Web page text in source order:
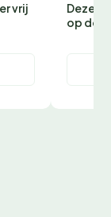
vrij
Deze
op de